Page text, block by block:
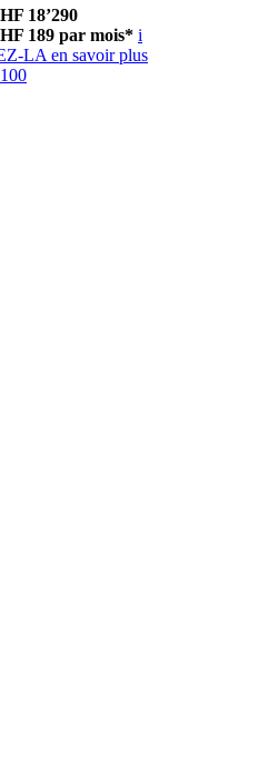
18’290
189 par mois* i
LA en savoir plus